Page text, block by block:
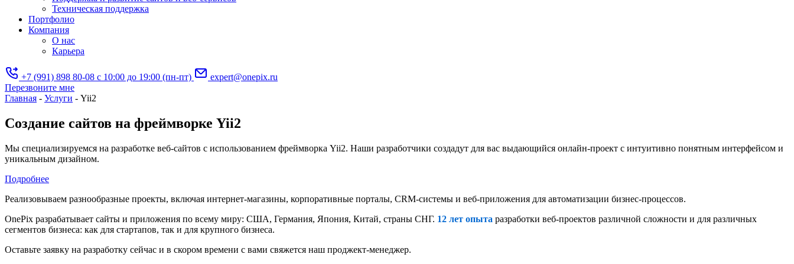
Техническая поддержка
Портфолио
Компания
О нас
Карьера
+7 (991) 898 80-08 с 10:00 до 19:00 (пн-пт)
expert@onepix.ru
Перезвоните мне
Главная - Услуги - Yii2
Создание сайтов на фреймворке Yii2
Мы специализируемся на разработке веб-сайтов с использованием фреймворка Yii2. Наши разработчики создадут для вас выдающийся онлайн-проект с интуитивно понятным интерфейсом и
уникальным дизайном.
Подробнее
Реализовываем разнообразные проекты, включая интернет-магазины, корпоративные порталы, CRM-системы и веб-приложения для автоматизации бизнес-процессов.
OnePix разрабатывает сайты и приложения по всему миру: США, Германия, Япония, Китай, страны СНГ. 12 лет опыта разработки веб-проектов различной сложности и для различных
сегментов бизнеса: как для стартапов, так и для крупного бизнеса.
Оставьте заявку на разработку сейчас и в скором времени c вами свяжется наш проджект-менеджер.